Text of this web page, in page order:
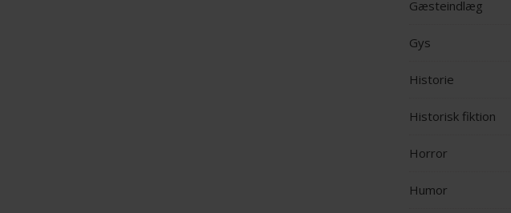
Gæsteindlæg
Gys
Historie
Historisk fiktion
Horror
Humor